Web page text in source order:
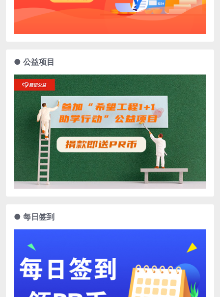
● 公益项目
● 每日签到